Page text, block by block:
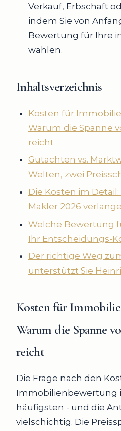
Verkauf, Erbschaft
indem Sie von
Bewertung für Ihre
wählen.
Inhaltsverzeichnis
Kosten für
Warum die Spanne
reicht
Gutachten vs.
Welten, zwei
Die Kosten im
Makler 2026
Welche Bewertung
Ihr Entscheidungs-
Der richtige Weg
unterstützt Sie
Kosten für
Warum die Spanne
reicht
Die Frage nach den
Immobilienbewertung
häufigsten - und die
vielschichtig. Die